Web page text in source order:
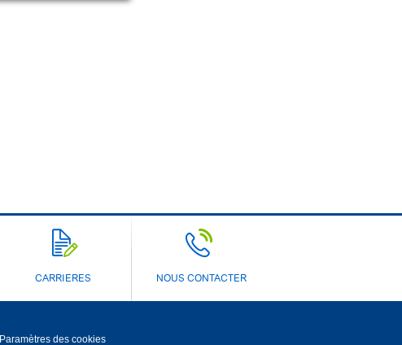
CARRIERES NOUS CONTACTER
Paramètres des cookies